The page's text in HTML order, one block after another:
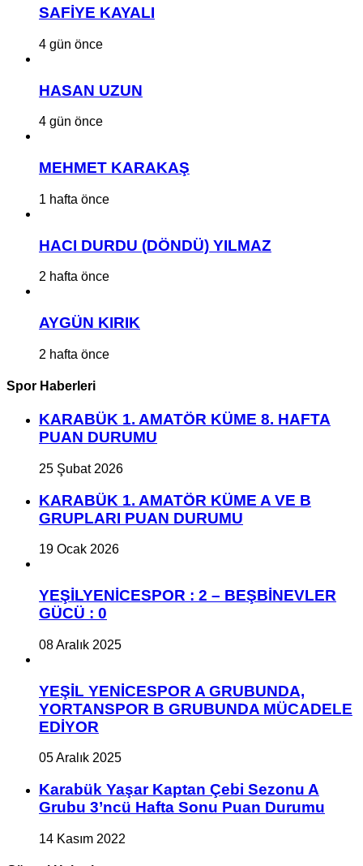
SAFİYE KAYALI
4 gün önce
HASAN UZUN
4 gün önce
MEHMET KARAKAŞ
1 hafta önce
HACI DURDU (DÖNDÜ) YILMAZ
2 hafta önce
AYGÜN KIRIK
2 hafta önce
Spor Haberleri
KARABÜK 1. AMATÖR KÜME 8. HAFTA
PUAN DURUMU
25 Şubat 2026
KARABÜK 1. AMATÖR KÜME A VE B
GRUPLARI PUAN DURUMU
19 Ocak 2026
YEŞİLYENİCESPOR : 2 – BEŞBİNEVLER
GÜCÜ : 0
08 Aralık 2025
YEŞİL YENİCESPOR A GRUBUNDA,
YORTANSPOR B GRUBUNDA MÜCADELE
EDİYOR
05 Aralık 2025
Karabük Yaşar Kaptan Çebi Sezonu A
Grubu 3’ncü Hafta Sonu Puan Durumu
14 Kasım 2022